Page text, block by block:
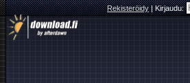
Rekisteröidy|Kirjaudu: